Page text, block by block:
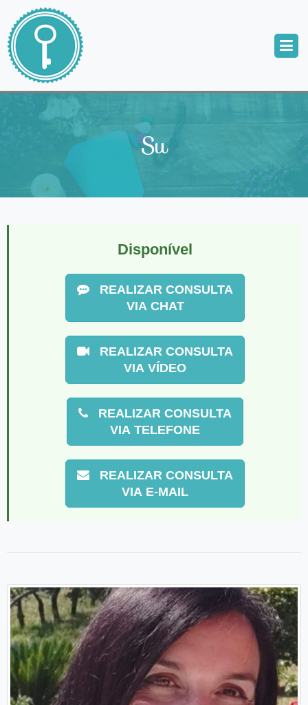
Su
Disponível
REALIZAR CONSULTA
VIA CHAT
REALIZAR CONSULTA
VIA VÍDEO
REALIZAR CONSULTA
VIA TELEFONE
REALIZAR CONSULTA
VIA E-MAIL